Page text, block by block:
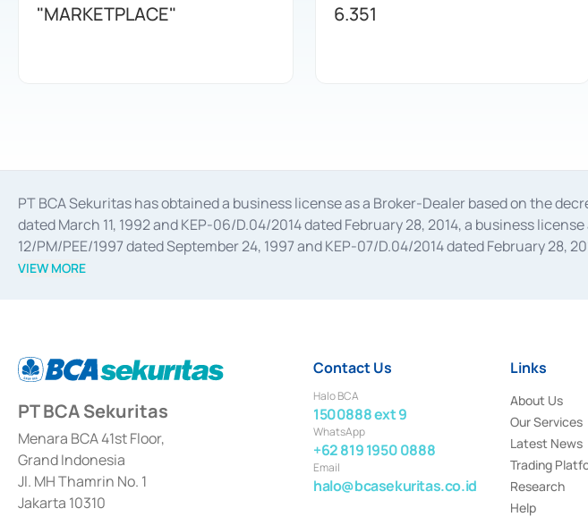
"MARKETPLACE"
6.351
PT BCA Sekuritas has obtained a business license as a Broker-Dealer based on the
dated March 11, 1992 and KEP-06/D.04/2014 dated February 28, 2014, a business
12/PM/PEE/1997 dated September 24, 1997 and KEP-07/D.04/2014 dated February
divestments, and joint ventures based on the decree of the Financial Services Authority
Settlement of Commercial Paper Transactions whose license was issued in 2018.
VIEW MORE
PT BCA Sekuritas
Menara BCA 41st Floor,
Grand Indonesia
Jl. MH Thamrin No. 1
Jakarta 10310
Contact Us
Halo BCA
1500888 ext 9
WhatsApp
+62 819 1950 0888
Email
halo@bcasekuritas.co.id
Links
About Us
Our Services
Latest News
Trading
Research
Help